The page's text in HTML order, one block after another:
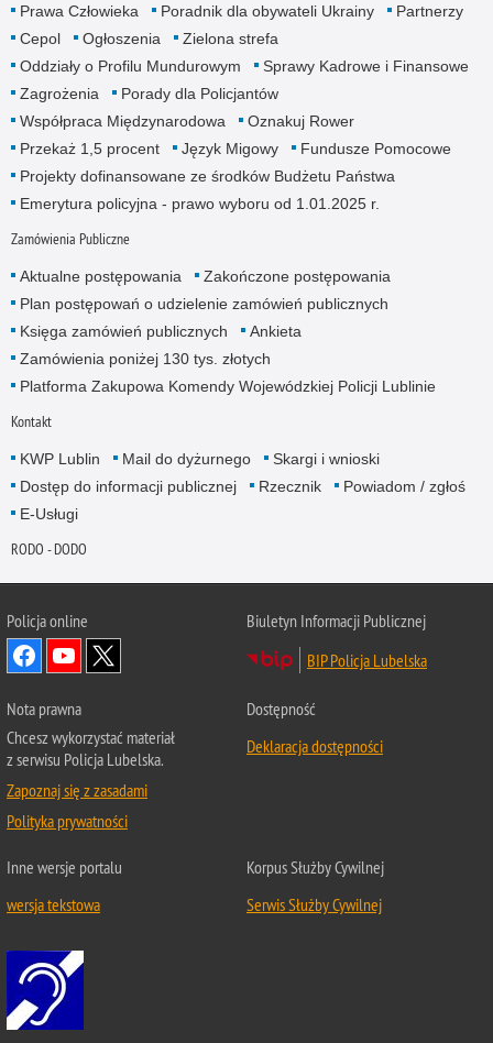
Prawa Człowieka
Poradnik dla obywateli Ukrainy
Partnerzy
Cepol
Ogłoszenia
Zielona strefa
Oddziały o Profilu Mundurowym
Sprawy Kadrowe i Finansowe
Zagrożenia
Porady dla Policjantów
Współpraca Międzynarodowa
Oznakuj Rower
Przekaż 1,5 procent
Język Migowy
Fundusze Pomocowe
Projekty dofinansowane ze środków Budżetu Państwa
Emerytura policyjna - prawo wyboru od 1.01.2025 r.
Zamówienia Publiczne
Aktualne postępowania
Zakończone postępowania
Plan postępowań o udzielenie zamówień publicznych
Księga zamówień publicznych
Ankieta
Zamówienia poniżej 130 tys. złotych
Platforma Zakupowa Komendy Wojewódzkiej Policji Lublinie
Kontakt
KWP Lublin Mail do dyżurnego
Skargi i wnioski
Dostęp do informacji publicznej
Rzecznik
Powiadom / zgłoś
E-Usługi
RODO - DODO
Policja online
Biuletyn Informacji Publicznej
BIP Policja Lubelska
Nota prawna
Chcesz wykorzystać materiał
z serwisu Policja Lubelska.
Zapoznaj się z zasadami
Polityka prywatności
Dostępność
Deklaracja dostępności
Inne wersje portalu
wersja tekstowa
Korpus Służby Cywilnej
Serwis Służby Cywilnej